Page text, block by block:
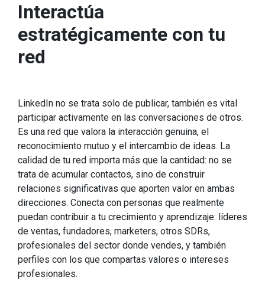
Interactúa
estratégicamente con tu
red
LinkedIn no se trata solo de publicar, también es vital
participar activamente en las conversaciones de otros.
Es una red que valora la interacción genuina, el
reconocimiento mutuo y el intercambio de ideas. La
calidad de tu red importa más que la cantidad: no se
trata de acumular contactos, sino de construir
relaciones significativas que aporten valor en ambas
direcciones. Conecta con personas que realmente
puedan contribuir a tu crecimiento y aprendizaje: líderes
de ventas, fundadores, marketers, otros SDRs,
profesionales del sector donde vendes, y también
perfiles con los que compartas valores o intereses
profesionales.